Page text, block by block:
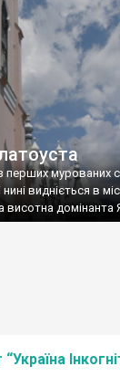
перших мурованих
видніється в
висотна домінанта